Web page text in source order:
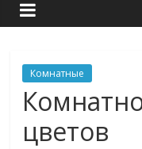
Комнатные
цветов